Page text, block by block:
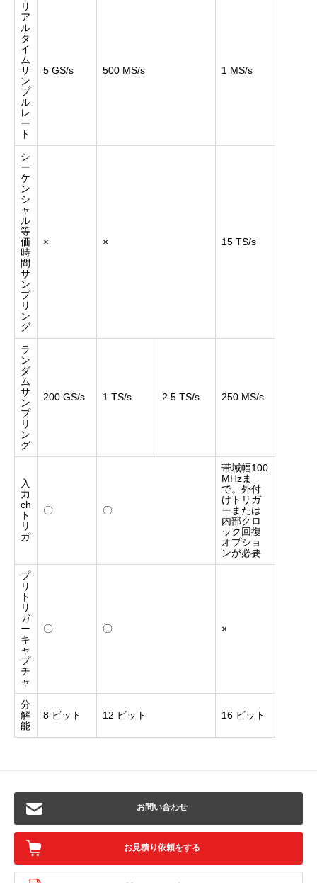
リ
ア
ル
タ
イ
ム
サ
ン
プ
ル
レ
ー
ト
5 GS/s 500 MS/s 1 MS/s
シ
ー
ケ
ン
シ
ャ
ル
等
価
時
間
サ
ン
プ
リ
ン
グ
× × 15 TS/s
ラ
ン
ダ
ム
サ
ン
プ
リ
ン
グ
200 GS/s 1 TS/s 2.5 TS/s 250 MS/s
入
力
ch
ト
リ
ガ
〇 〇
帯域幅100
MHzま
で。外付
けトリガ
ーまたは
内部クロ
ック回復
オプショ
ンが必要
プ
リ
ト
リ
ガ
ー
キ
ャ
プ
チ
ャ
〇 〇 ×
分
解
能
8 ビット 12 ビット 16 ビット
お問い合わせ
お見積り依頼をする